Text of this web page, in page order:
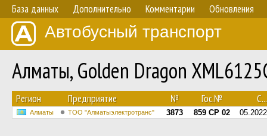
База данных Дополнительно Комментарии Обновления
Автобусный транспорт
Алматы, Golden Dragon
Регион Предприятие № Гос.№ С...
Алматы ТОО "Алматыэлектротранс" 3873 859 CP 02 05.2022